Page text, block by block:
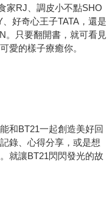
家RJ、調皮小不點SHO
好奇心王子TATA，還是
。只要翻開書，就可看見
愛的樣子療癒你。
和BT21一起創造美好回
錄、心得分享，或是想
就讓BT21閃閃發光的故